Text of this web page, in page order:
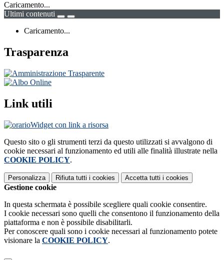
Caricamento...
Ultimi contenuti
Caricamento...
Trasparenza
Link utili
Widget con link a risorsa
Questo sito o gli strumenti terzi da questo utilizzati si avvalgono di
cookie necessari al funzionamento ed utili alle finalità illustrate nella
COOKIE POLICY.
Personalizza Rifiuta tutti i cookies Accetta tutti i cookies
Gestione cookie
In questa schermata è possibile scegliere quali cookie consentire.
I cookie necessari sono quelli che consentono il funzionamento della
piattaforma e non è possibile disabilitarli.
Per conoscere quali sono i cookie necessari al funzionamento potete
visionare la COOKIE POLICY.